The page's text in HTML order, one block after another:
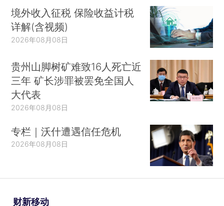
境外收入征税 保险收益计税
详解(含视频)
2026年08月08日
贵州山脚树矿难致16人死亡近
三年 矿长涉罪被罢免全国人
大代表
2026年08月08日
专栏｜沃什遭遇信任危机
2026年08月08日
财新移动